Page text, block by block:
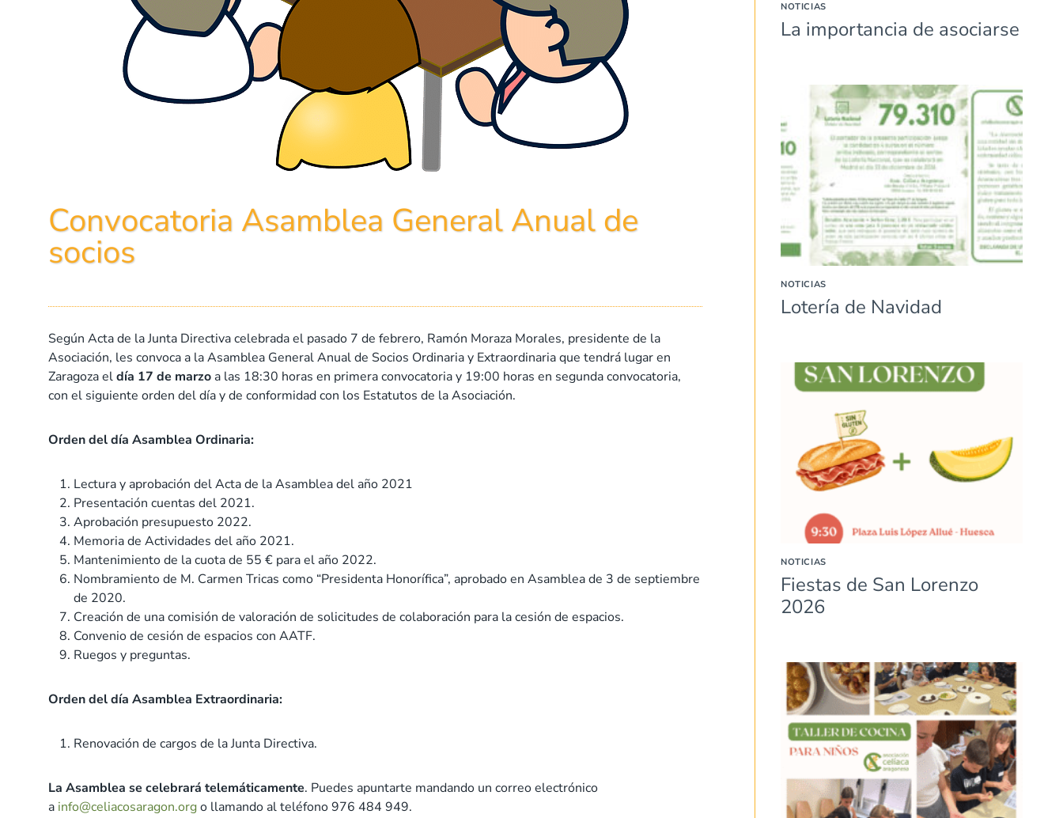
Convocatoria Asamblea General Anual de
socios
Según Acta de la Junta Directiva celebrada el pasado 7 de febrero, Ramón Moraza Morales, presidente de la
Asociación, les convoca a la Asamblea General Anual de Socios Ordinaria y Extraordinaria que tendrá lugar en
Zaragoza eldía 17 de marzo a las 18:30 horas en primera convocatoria y 19:00 horas en segunda convocatoria,
con el siguiente orden del día y de conformidad con los Estatutos de la Asociación.
Orden del día Asamblea Ordinaria:
Lectura y aprobación del Acta de la Asamblea del año 2021
Presentación cuentas del 2021.
Aprobación presupuesto 2022.
Memoria de Actividades del año 2021.
Mantenimiento de la cuota de 55 € para el año 2022.
Nombramiento de M. Carmen Tricas como “Presidenta Honorífica”, aprobado en Asamblea de 3 de septiembre
de 2020.
Creación de una comisión de valoración de solicitudes de colaboración para la cesión de espacios.
Convenio de cesión de espacios con AATF.
Ruegos y preguntas.
Orden del día Asamblea Extraordinaria:
Renovación de cargos de la Junta Directiva.
La Asamblea se celebrará telemáticamente. Puedes apuntarte mandando un correo electrónico
a info@celiacosaragon.orgo llamando al teléfono 976 484 949.
NOTICIAS
La importancia de asociarse
NOTICIAS
Lotería de Navidad
NOTICIAS
Fiestas de San Lorenzo
2026